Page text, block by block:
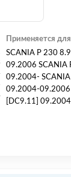
Применяется для
SCANIA P 230 8.9 [DC9.13] 09.2004-
09.2006 SCANIA P 230 8.9 [DC9.16]
09.2004- SCANIA P 270 9.0 [DC9.12]
09.2004-09.2006 SCANIA P 310 8.9
[DC9.11] 09.2004-09.2006 SCANIA